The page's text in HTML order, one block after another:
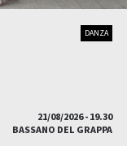
DANZA
21/08/2026 - 19.30
BASSANO DEL GRAPPA